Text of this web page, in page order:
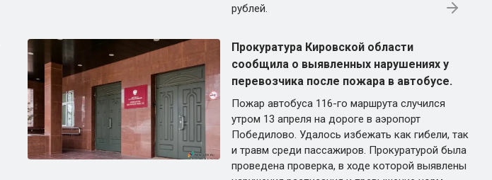
рублей.
Прокуратура Кировской области
сообщила о выявленных нарушениях у
перевозчика после пожара в автобусе.
Пожар автобуса 116-го маршрута случился
утром 13 апреля на дороге в аэропорт
Победилово. Удалось избежать как гибели, так
и травм среди пассажиров. Прокуратурой была
проведена проверка, в ходе которой выявлены